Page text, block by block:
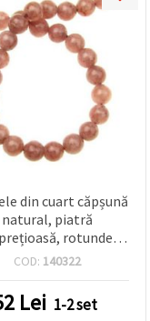
din cuart căpșună
natural, piatră
rotunde, 6
șirag de aprox. 60
COD: 140322
Lei 1-2 set